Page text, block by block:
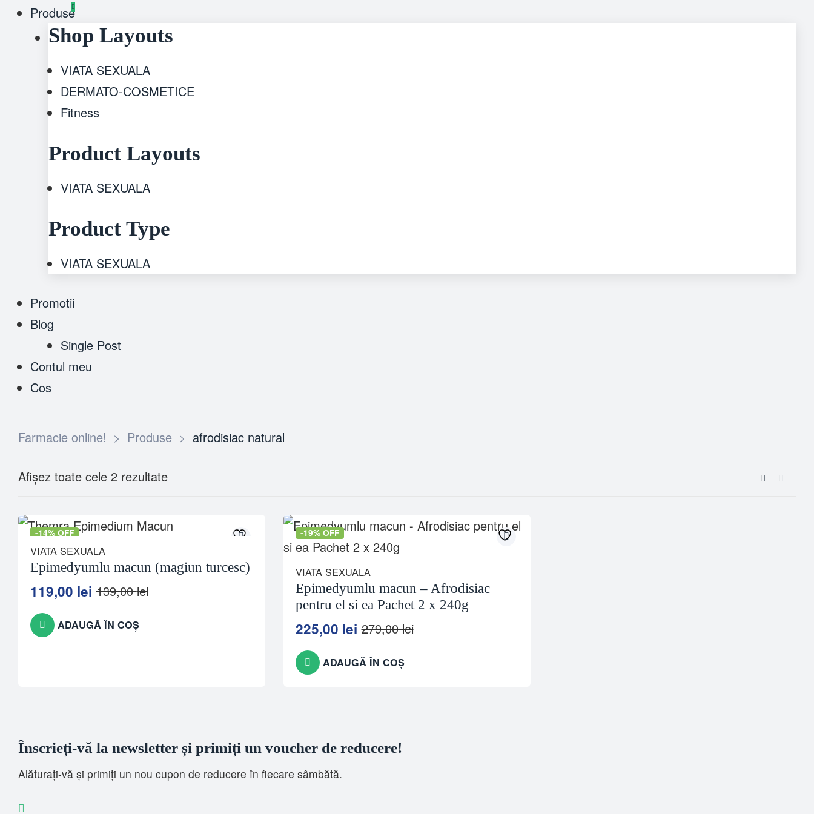
Produse
Shop Layouts
VIATA SEXUALA
DERMATO-COSMETICE
Fitness
Product Layouts
VIATA SEXUALA
Product Type
VIATA SEXUALA
Promotii
Blog
Single Post
Contul meu
Cos
Farmacie online! > Produse > afrodisiac natural
Afișez toate cele 2 rezultate
-14% OFF
VIATA SEXUALA
Epimedyumlu macun (magiun turcesc)
139,00lei
Prețul
a
fost:
119,00 lei
Prețul
este:
119,00 lei.ADAUGĂ ÎN COȘ
-19% OFF
VIATA SEXUALA
Epimedyumlu macun – Afrodisiac
pentru el si ea Pachet 2 x 240g
279,00lei
Prețul
a
fost:
225,00 lei
Prețul
este:
225,00 lei.ADAUGĂ ÎN COȘ
Înscrieți-vă la newsletter și primiți un voucher de reducere!
Alăturați-vă și primiți un nou cupon de reducere în fiecare sâmbătă.